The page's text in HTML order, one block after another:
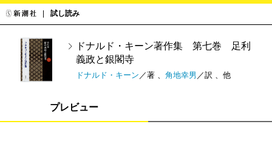
試し読み
ドナルド・キーン著作集 第七巻 足利
義政と銀閣寺
ドナルド・キーン ／著 、 角地幸男 ／訳 、他
プレビュー